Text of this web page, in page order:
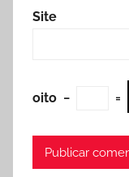
Site
oito − =